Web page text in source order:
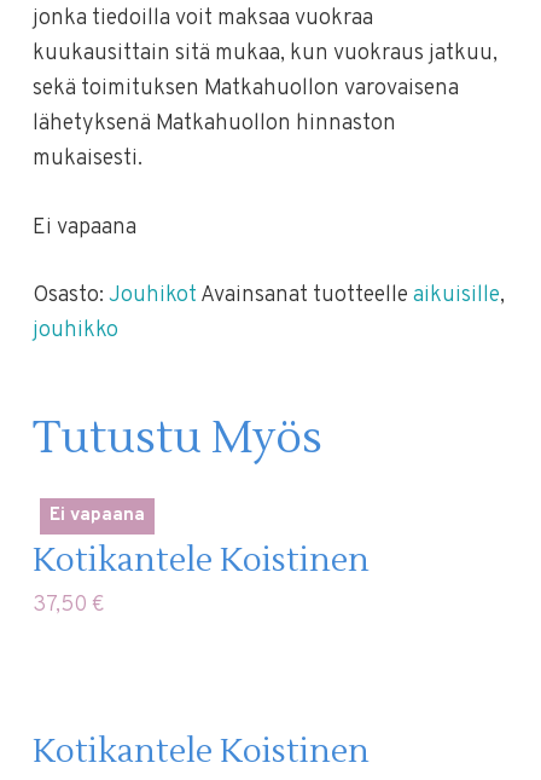
jonka tiedoilla voit maksaa vuokraa
kuukausittain sitä mukaa, kun vuokraus jatkuu,
sekä toimituksen Matkahuollon varovaisena
lähetyksenä Matkahuollon hinnaston
mukaisesti.
Ei vapaana
Osasto: Jouhikot Avainsanat tuotteelle aikuisille,
jouhikko
Tutustu Myös
Ei vapaana
Kotikantele Koistinen
37,50 €
Kotikantele Koistinen